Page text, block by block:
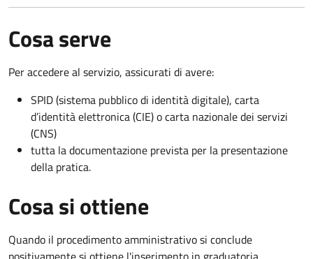
Cosa serve
Per accedere al servizio, assicurati di avere:
SPID (sistema pubblico di identità digitale), carta
d’identità elettronica (CIE) o carta nazionale dei servizi
(CNS)
tutta la documentazione prevista per la presentazione
della pratica.
Cosa si ottiene
Quando il procedimento amministrativo si conclude